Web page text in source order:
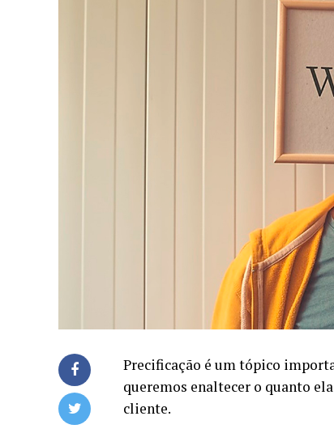
Precificação é um tópico
queremos enaltecer o quanto
cliente.